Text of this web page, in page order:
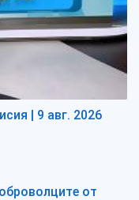
| 9 авг. 2026
от